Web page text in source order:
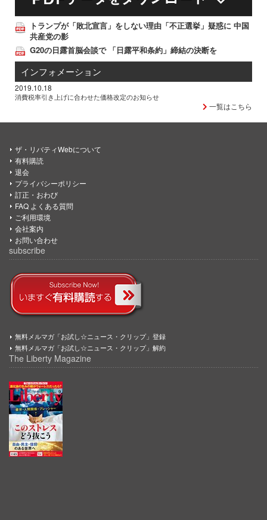
トランプが「敗北宣言」をしない理由「不正選挙」疑惑に 中国
共産党の影
G20の日露首脳会談で 「日露平和条約」締結の決断を
インフォメーション
2019.10.18
消費税率引き上げに合わせた価格改定のお知らせ
一覧はこちら
ザ・リバティWebについて
有料購読
退会
プライバシーポリシー
訂正・おわび
FAQ よくある質問
ご利用環境
会社案内
お問い合わせ
subscribe
無料メルマガ「お試し☆ニュース・クリップ」登録
無料メルマガ「お試し☆ニュース・クリップ」解約
The Liberty Magazine